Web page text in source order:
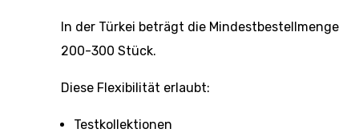
In der Türkei beträgt die Mindestbestellmenge
200-300 Stück.
Diese Flexibilität erlaubt:
Testkollektionen